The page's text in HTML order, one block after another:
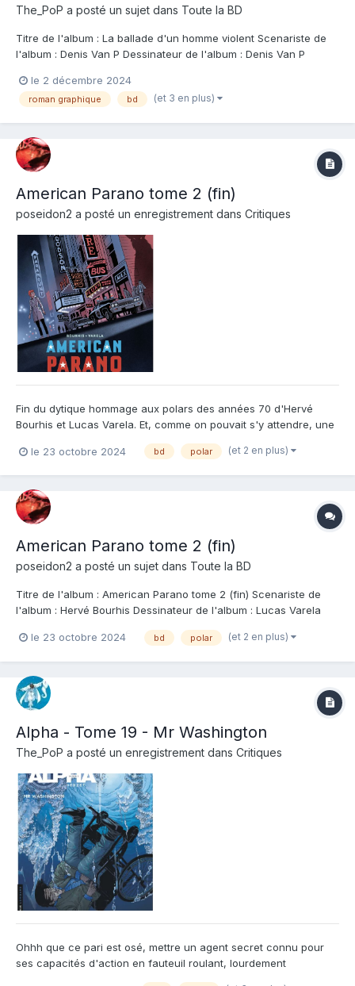
The_PoP a posté un sujet dans Toute la BD
Titre de l'album : La ballade d'un homme violent Scenariste de
l'album : Denis Van P Dessinateur de l'album : Denis Van P
de l'album : 1977. Du pénitencier de Kairnes, perdu au beau
milieu du désert brûlant,...
le 2 décembre 2024
roman graphique bd (et 3 en plus)
American Parano tome 2 (fin)
poseidon2 a posté un enregistrement dans Critiques
Fin du dytique hommage aux polars des années 70 d'Hervé
Bourhis et Lucas Varela. Et, comme on pouvait s'y attendre, une
pleins de bonhomie, nous auteurs nous livre une histoire très
le 23 octobre 2024 bd polar (et 2 en plus)
American Parano tome 2 (fin)
poseidon2 a posté un sujet dans Toute la BD
Titre de l'album : American Parano tome 2 (fin) Scenariste de
l'album : Hervé Bourhis Dessinateur de l'album : Lucas Varela
Résumé de l'album : Après deux meurtres aux allures de rituels
le 23 octobre 2024 bd polar (et 2 en plus)
Alpha - Tome 19 - Mr Washington
The_PoP a posté un enregistrement dans Critiques
Ohhh que ce pari est osé, mettre un agent secret connu pour
ses capacités d'action en fauteuil roulant, lourdement